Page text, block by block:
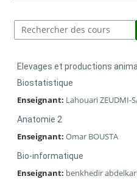
Rechercher des cours
Elevages et productions
Biostatistique
Enseignant: Lahouari ZEUDMI-
Anatomie 2
Enseignant: Omar BOUSTA
Bio-informatique
Enseignant: benkhedir